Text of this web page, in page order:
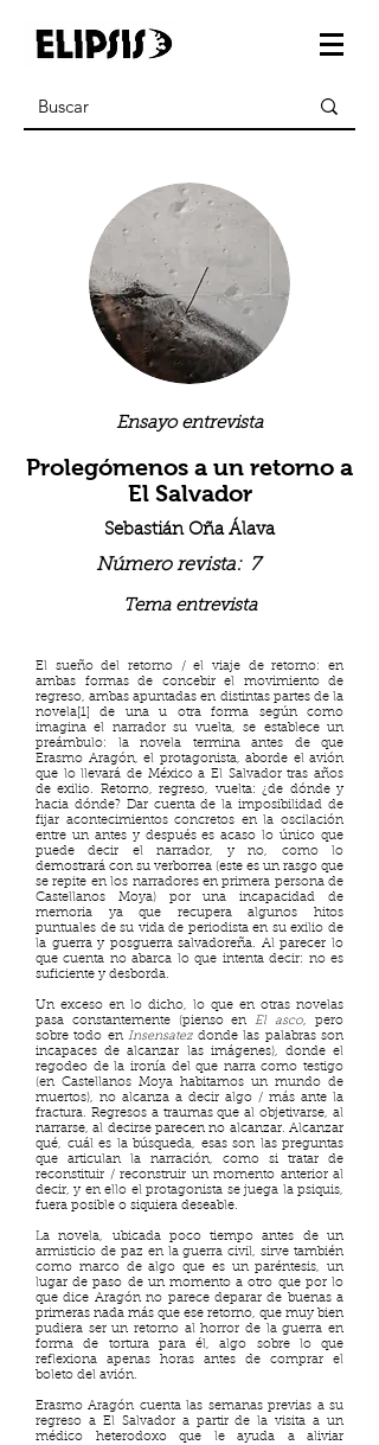
Ensayo entrevista
Prolegómenos a un retorno a
El Salvador
Sebastián Oña Álava
Número revista: 7
Tema entrevista
El sueño del retorno / el viaje de retorno: en
ambas formas de concebir el movimiento de
regreso, ambas apuntadas en distintas partes de la
novela[1] de una u otra forma según como
imagina el narrador su vuelta, se establece un
preámbulo: la novela termina antes de que
Erasmo Aragón, el protagonista, aborde el avión
que lo llevará de México a El Salvador tras años
de exilio. Retorno, regreso, vuelta: ¿de dónde y
hacia dónde? Dar cuenta de la imposibilidad de
fijar acontecimientos concretos en la oscilación
entre un antes y después es acaso lo único que
puede decir el narrador, y no, como lo
demostrará con su verborrea (este es un rasgo que
se repite en los narradores en primera persona de
Castellanos Moya) por una incapacidad de
memoria ya que recupera algunos hitos
puntuales de su vida de periodista en su exilio de
la guerra y posguerra salvadoreña. Al parecer lo
que cuenta no abarca lo que intenta decir: no es
suficiente y desborda.
Un exceso en lo dicho, lo que en otras novelas
pasa constantemente (pienso enEl asco, pero
sobre todo enInsensatezdonde las palabras son
incapaces de alcanzar las imágenes), donde el
regodeo de la ironía del que narra como testigo
(en Castellanos Moya habitamos un mundo de
muertos), no alcanza a decir algo / más ante la
fractura. Regresos a traumas que al objetivarse, al
narrarse, al decirse parecen no alcanzar. Alcanzar
qué, cuál es la búsqueda, esas son las preguntas
que articulan la narración, como si tratar de
reconstituir / reconstruir un momento anterior al
decir, y en ello el protagonista se juega la psiquis,
fuera posible o siquiera deseable.
La novela, ubicada poco tiempo antes de un
armisticio de paz en la guerra civil, sirve también
como marco de algo que es un paréntesis, un
lugar de paso de un momento a otro que por lo
que dice Aragón no parece deparar de buenas a
primeras nada más que ese retorno, que muy bien
pudiera ser un retorno al horror de la guerra en
forma de tortura para él, algo sobre lo que
reflexiona apenas horas antes de comprar el
boleto del avión.
Erasmo Aragón cuenta las semanas previas a su
regreso a El Salvador a partir de la visita a un
médico heterodoxo que le ayuda a aliviar